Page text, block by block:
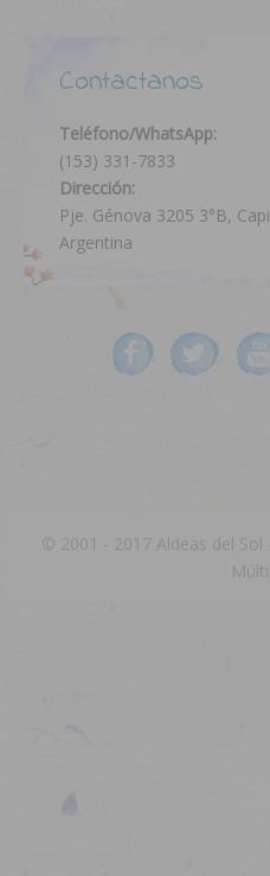
Contactanos
Teléfono/WhatsApp:
(153) 331-7833
Dirección:
Pje. Génova 3205 3°B,
Argentina
© 2001 - 2017 Aldeas del